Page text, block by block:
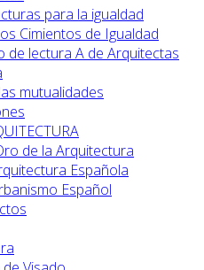
para la igualdad
Cimientos de Igualdad
de lectura A de Arquitectas
mutualidades
de la Arquitectura
Española
Español